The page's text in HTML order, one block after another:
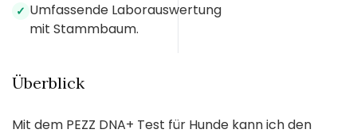
✓ Umfassende Laborauswertung
mit Stammbaum.
Überblick
Mit dem PEZZ DNA+ Test für Hunde kann ich den